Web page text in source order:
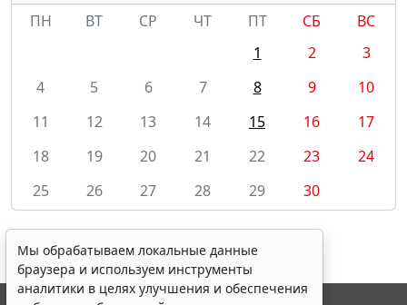
ПН
ВТ СР ЧТ ПТ СБ
ВС
1
2
3
4
5 6 7 8 9
10
11
12 13 14 15 16
17
18
19 20 21 22 23
24
25
26 27 28 29 30
Мы обрабатываем локальные данные
браузера и используем инструменты
аналитики в целях улучшения и обеспечения